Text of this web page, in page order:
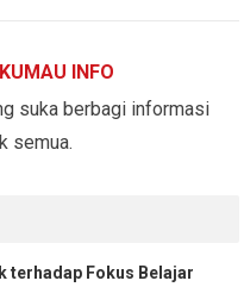
KUMAU INFO
suka berbagi informasi
semua.
terhadap Fokus Belajar